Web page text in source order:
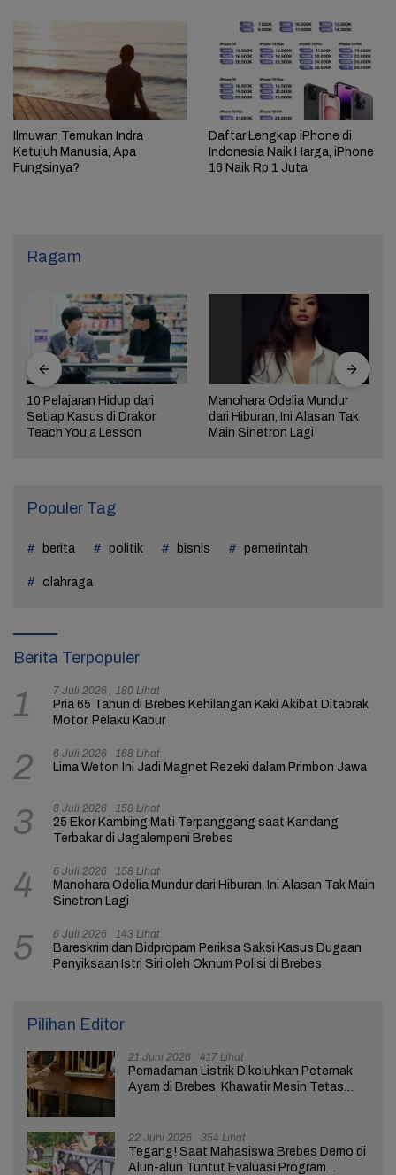
Ilmuwan Temukan Indra
Ketujuh Manusia, Apa
Fungsinya?
Daftar Lengkap iPhone di
Indonesia Naik Harga, iPhone
16 Naik Rp 1 Juta
Ragam
10 Pelajaran Hidup dari
Setiap Kasus di Drakor
Teach You a Lesson
Manohara Odelia Mundur
dari Hiburan, Ini Alasan Tak
Main Sinetron Lagi
Populer Tag
berita politik bisnis pemerintah
olahraga
Berita Terpopuler
1 7 Juli 2026 180 Lihat
Pria 65 Tahun di Brebes Kehilangan Kaki Akibat Ditabrak
Motor, Pelaku Kabur
2 6 Juli 2026 168 Lihat
Lima Weton Ini Jadi Magnet Rezeki dalam Primbon Jawa
3 8 Juli 2026 158 Lihat
25 Ekor Kambing Mati Terpanggang saat Kandang
Terbakar di Jagalempeni Brebes
4 6 Juli 2026 158 Lihat
Manohara Odelia Mundur dari Hiburan, Ini Alasan Tak Main
Sinetron Lagi
5 6 Juli 2026 143 Lihat
Bareskrim dan Bidpropam Periksa Saksi Kasus Dugaan
Penyiksaan Istri Siri oleh Oknum Polisi di Brebes
Pilihan Editor
21 Juni 2026 417 Lihat
Pemadaman Listrik Dikeluhkan Peternak
Ayam di Brebes, Khawatir Mesin Tetas
22 Juni 2026 354 Lihat
Tegang! Saat Mahasiswa Brebes Demo di
Alun-alun Tuntut Evaluasi Program